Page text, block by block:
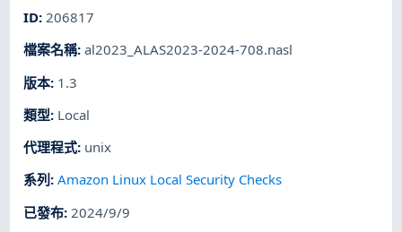
ID:206817
檔案名稱:al2023_ALAS2023-2024-708.nasl
版本: 1.3
類型: Local
代理程式: unix
系列 :Amazon Linux Local Security Checks
已發布: 2024/9/9